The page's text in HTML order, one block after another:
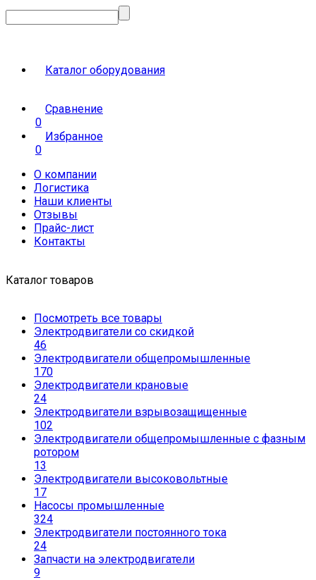
Каталог оборудования
Сравнение
0
Избранное
0
О компании
Логистика
Наши клиенты
Отзывы
Прайс-лист
Контакты
Каталог товаров
Посмотреть все товары
Электродвигатели со скидкой
46
Электродвигатели общепромышленные
170
Электродвигатели крановые
24
Электродвигатели взрывозащищенные
102
Электродвигатели общепромышленные с фазным
ротором
13
Электродвигатели высоковольтные
17
Насосы промышленные
324
Электродвигатели постоянного тока
24
Запчасти на электродвигатели
9